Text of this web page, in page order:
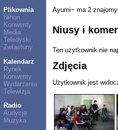
Plikownia
Nihon
Konwenty
Media
Teledyski
Zwiastuny
Kalendarz
Rynek
Konwenty
Wydarzenia
Telewizja
Radio
Audycje
Muzyka
Ayumi~ ma 2
Niusy i
Ten użytkownik nie
Zdjęcia
Użytkownik jest